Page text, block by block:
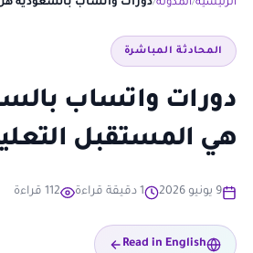
الرئيسية المدوّنة دورات واتساب بالسعودية
المحادثة المباشرة
دورات واتساب
هي المستقبل
9 يونيو 2026 1 دقيقة قراءة 112 قراءة
Read in English